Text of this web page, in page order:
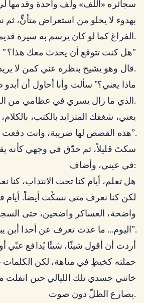
سجائره «اللف» ولف واحدة وقدمها
بهدوء لا يخلو من استعراض متأنٍّ، ثم
الفراغ كما لو كان يرسم به سيرة قديمة.
– ” هل كنت تتوقع أن يحدث معك هذا؟”
قال وهو يشيح بنظره عني كمن لا يريد أن يراني منكسراً.
الذي ما زال يسري في عظامي من الليالي الماضية.
هذه القصص لها ضريبة، وانت دفعت أول قسط منها”.
سكتَ قليلاً، ثم حدّق في وجهي كأنه
في عيني، وأضاف:
لكن كنا نعرف متى نسكُت أيضاً. أيام
واضحة، العساكر واضحين، حتى
اليوم… ما عدت تعرف عن أحدا أين يبدأ ولا أين يقّف”.
أردت أن أقول شيئًا، شيئًا يُدافع عنّي
حملته كخيطٍ في متاهة، لكن الكلمات
خانني جسدي تلك الليالي حين انفلت
يصارع الظلّ دون صوت.